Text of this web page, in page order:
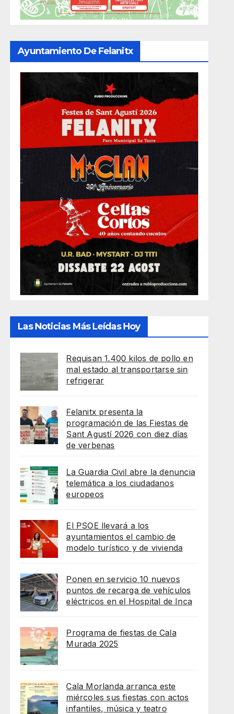
Ayuntamiento De Felanitx
Las Noticias Más Leídas Hoy
Requisan 1.400 kilos de pollo en
mal estado al transportarse sin
refrigerar
Felanitx presenta la
programación de las Fiestas de
Sant Agustí 2026 con diez días
de verbenas
La Guardia Civil abre la denuncia
telemática a los ciudadanos
europeos
El PSOE llevará a los
ayuntamientos el cambio de
modelo turístico y de vivienda
Ponen en servicio 10 nuevos
puntos de recarga de vehículos
eléctricos en el Hospital de Inca
Programa de fiestas de Cala
Murada 2025
Cala Morlanda arranca este
miércoles sus fiestas con actos
infantiles, música y teatro